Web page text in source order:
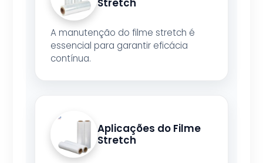
Stretch
A manutenção do filme stretch é
essencial para garantir eficácia
contínua.
Aplicações do Filme
Stretch